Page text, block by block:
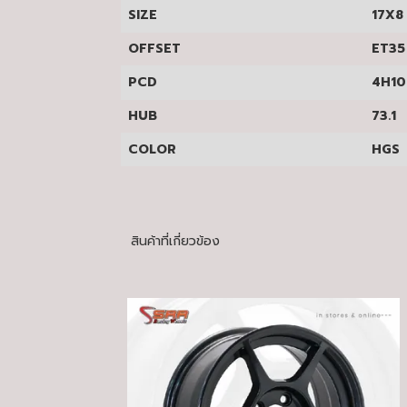
SIZE
17X8
OFFSET
ET35
PCD
HUB
73.1
COLOR
HGS
สินค้าที่เกี่ยวข้อง